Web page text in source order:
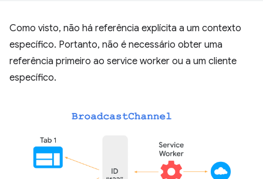
Como visto, não há referência explícita a um contexto
específico. Portanto, não é necessário obter uma
referência primeiro ao service worker ou a um cliente
específico.